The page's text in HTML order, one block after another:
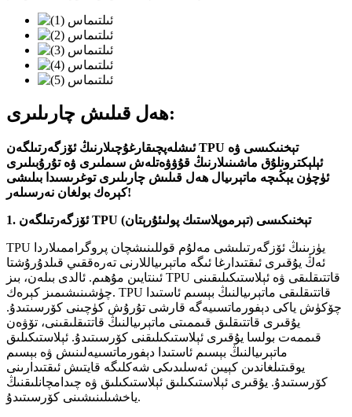
ھەل قىلىش چارىلىرى:
ئىشلەپچىقارغۇچىلارنىڭ ئۆزگەرتىلگەن TPU تېخنىكىسى ۋە
ئېلېكترونلۇق ماشىنىلارنىڭ قۇۋۋەتلەش سىملىرى ۋە تۇرۇبىلىرى
ئۈچۈن يېڭىچە ماتېرىيال ھەل قىلىش چارىلىرى توغرىسىدا بىلىشى
كېرەك بولغان نەرسىلەر!
1. ئۆزگەرتىلگەن TPU (تېرموپلاستىك پولىئۇرېتان) تېخنىكىسى
TPU يۈزىنىڭ ئۆزگەرتىلىشى مەلۇم قوللىنىشچان پروگراممىلاردا
ئەڭ يۇقىرى ئىقتىدارغا ئىگە ماتېرىياللارنى تەرەققىي قىلدۇرۇشتا
ئىنتايىن مۇھىم. ئالدى بىلەن، بىز TPU قاتتىقلىقى ۋە ئېلاستىكىلىقىنى
چۈشىنىشىمىز كېرەك. TPU قاتتىقلىقى ماتېرىيالنىڭ بېسىم ئاستىدا
چۆكۈش ياكى دېفورماتسىيەگە قارشى تۇرۇش كۈچىنى كۆرسىتىدۇ.
يۇقىرى قاتتىقلىق قىممىتى ماتېرىيالنىڭ قاتتىقلىقىنى، تۆۋەن
قىممەت بولسا يۇقىرى ئېلاستىكىلىقنى كۆرسىتىدۇ. ئېلاستىكىلىق
ماتېرىيالنىڭ بېسىم ئاستىدا دېفورماتسىيەلىنىش ۋە بېسىم
يوقىتىلغاندىن كېيىن ئەسلىدىكى شەكلىگە قايتىش ئىقتىدارىنى
كۆرسىتىدۇ. يۇقىرى ئېلاستىكىلىق ئېلاستىكىلىق ۋە چىدامچانلىقنىڭ
ياخشىلىنىشىنى كۆرسىتىدۇ.